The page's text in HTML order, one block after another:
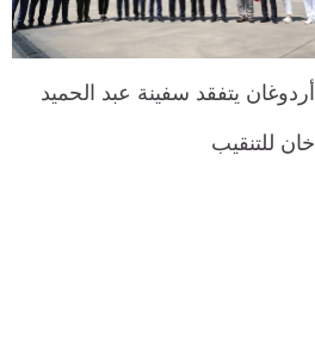
أردوغان يتفقد سفينة عبد الحميد
خان للتنقيب